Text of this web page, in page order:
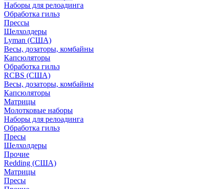
Наборы для релоадинга
Обработка гильз
Преcсы
Шелхолдеры
Lyman (США)
Весы, дозаторы, комбайны
Капсюляторы
Обработка гильз
RCBS (США)
Весы, дозаторы, комбайны
Капсюляторы
Матрицы
Молотковые наборы
Наборы для релоадинга
Обработка гильз
Пресы
Шелхолдеры
Прочие
Redding (США)
Матрицы
Пресы